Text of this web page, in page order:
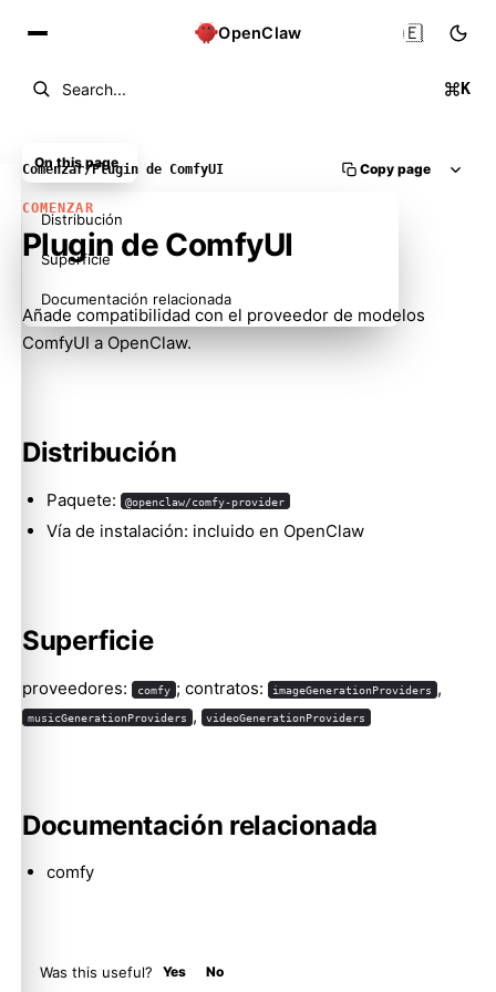
OpenClaw
Search... K
🇪🇸
Comenzar/Plugin de ComfyUI Copy page
COMENZAR
Plugin de ComfyUI
Añade compatibilidad con el proveedor de modelos
ComfyUI a OpenClaw.
Distribución
Paquete: @openclaw/comfy-provider
Vía de instalación: incluido en OpenClaw
Superficie
proveedores: comfy ; contratos: imageGenerationProviders ,
musicGenerationProviders , videoGenerationProviders
Documentación relacionada
comfy
Was this useful? Yes No
On this page
Distribución
Superficie
Documentación relacionada
Molty